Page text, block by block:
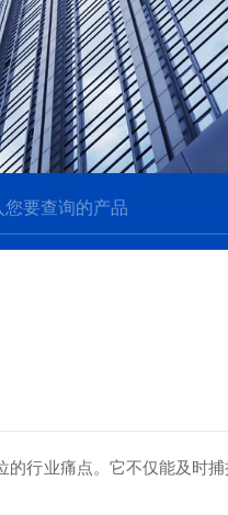
行业痛点。它不仅能及时